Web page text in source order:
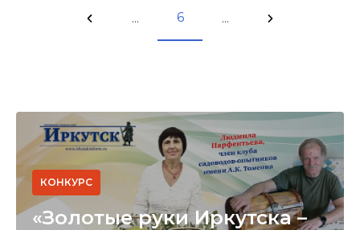
... 6 ...
КОНКУРС
«Золотые руки Иркутска –